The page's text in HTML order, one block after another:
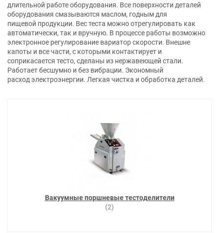
длительной работе оборудования. Все поверхности деталей
оборудования смазываются маслом, годным для
пищевой продукции. Вес теста можно отрегулировать как
автоматически, так и вручную. В процессе работы возможно
электронное регулирование вариатор скорости. Внешне
капоты и все части, с которыми контактирует и
соприкасается тесто, сделаны из нержавеющей стали.
Работает бесшумно и без вибрации. Экономный
расход электроэнергии. Легкая чистка и обработка деталей.
Вакуумные поршневые тестоделители
(2)